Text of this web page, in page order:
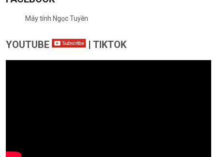
Máy tính Ngọc Tuyền
YOUTUBE | TIKTOK